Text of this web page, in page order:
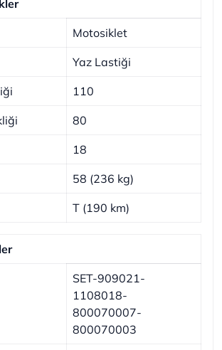
Motosiklet
Yaz Lastiği
110
80
18
58 (236 kg)
T (190 km)
SET-909021-
1108018-
800070007-
800070003